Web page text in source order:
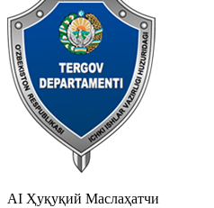
AI Ҳуқуқий Маслаҳатчи